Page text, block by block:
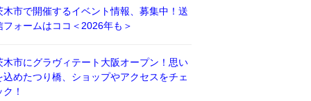
木市で開催するイベント情報、募集中！送
フォームはココ＜2026年も＞
木市にグラヴィテート大阪オープン！思い
込めたつり橋、ショップやアクセスをチェ
ク！